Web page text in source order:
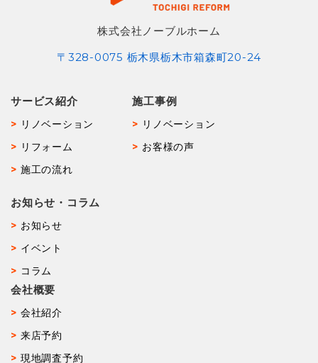
株式会社ノーブルホーム
〒328-0075 栃木県栃木市箱森町20-24
サービス紹介
リノベーション
リフォーム
施工の流れ
施工事例
リノベーション
お客様の声
お知らせ・コラム
お知らせ
イベント
コラム
会社概要
会社紹介
来店予約
現地調査予約